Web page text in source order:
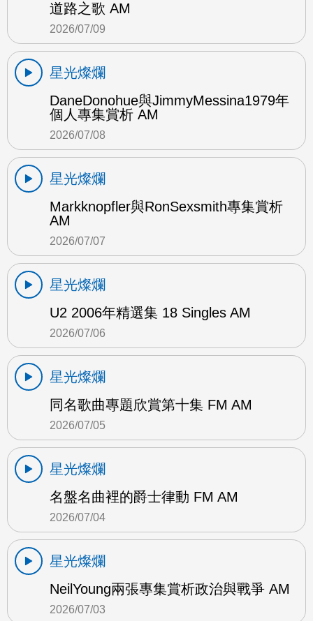
道路之歌 AM
2026/07/09
星光燦爛
DaneDonohue與JimmyMessina1979年
個人專集賞析 AM
2026/07/08
星光燦爛
Markknopfler與RonSexsmith專集賞析
AM
2026/07/07
星光燦爛
U2 2006年精選集 18 Singles AM
2026/07/06
星光燦爛
同名歌曲專題欣賞第十集 FM AM
2026/07/05
星光燦爛
名盤名曲裡的爵士律動 FM AM
2026/07/04
星光燦爛
NeilYoung兩張專集賞析政治與戰爭 AM
2026/07/03